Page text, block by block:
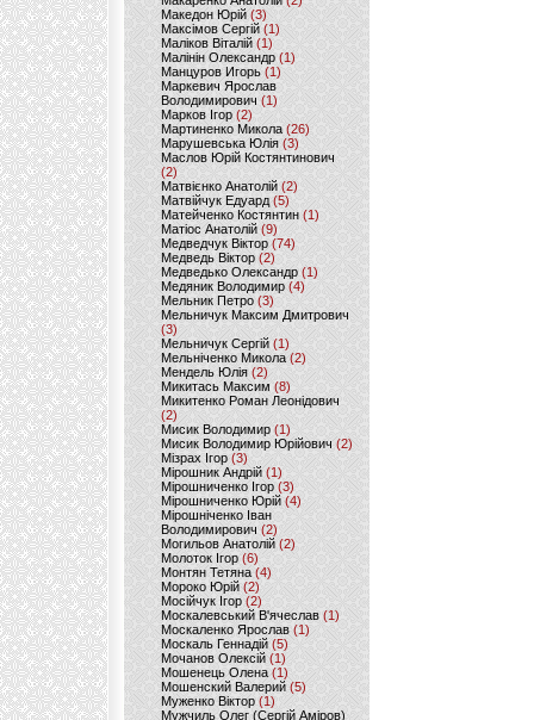
Македон Юрій(3)
Максімов Сергій (1)
Маліков Віталій (1)
Малінін Олександр (1)
Манцуров Игорь (1)
Маркевич Ярослав
Володимирович (1)
Марков Ігор (2)
Мартиненко Микола (26)
Марушевська Юлія (3)
Маслов Юрій Костянтинович
(2)
Матвієнко Анатолій (2)
Матвійчук Едуард(5)
Матейченко Костянтин (1)
Матіос Анатолій (9)
Медведчук Віктор(74)
Медведь Віктор (2)
Медведько Олександр (1)
Медяник Володимир(4)
Мельник Петро (3)
Мельничук Максим Дмитрович
(3)
Мельничук Сергій (1)
Мельніченко Микола (2)
Мендель Юлія (2)
Микитась Максим (8)
Микитенко Роман Леонідович
(2)
Мисик Володимир (1)
Мисик Володимир Юрійович(2)
Мізрах Ігор(3)
Мірошник Андрій(1)
Мірошниченко Ігор (3)
Мірошниченко Юрій(4)
Мірошніченко Іван
Володимирович (2)
Могильов Анатолій (2)
Молоток Ігор (6)
Монтян Тетяна (4)
Мороко Юрій(2)
Мосійчук Ігор (2)
Москалевський В'ячеслав (1)
Москаленко Ярослав (1)
Москаль Геннадій (5)
Мочанов Олексій(1)
Мошенець Олена(1)
Мошенский Валерий (5)
Муженко Віктор (1)
Мужчиль Олег (Сергій Аміров)